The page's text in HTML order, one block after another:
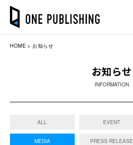
HOME お知らせ
お知らせ
INFORMATION
ALL EVENT
MEDIA PRESS RELEASE